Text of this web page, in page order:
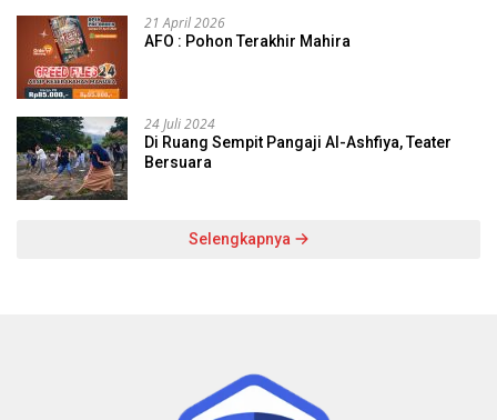
21 April 2026
AFO : Pohon Terakhir Mahira
24 Juli 2024
Di Ruang Sempit Pangaji Al-Ashfiya, Teater
Bersuara
Selengkapnya